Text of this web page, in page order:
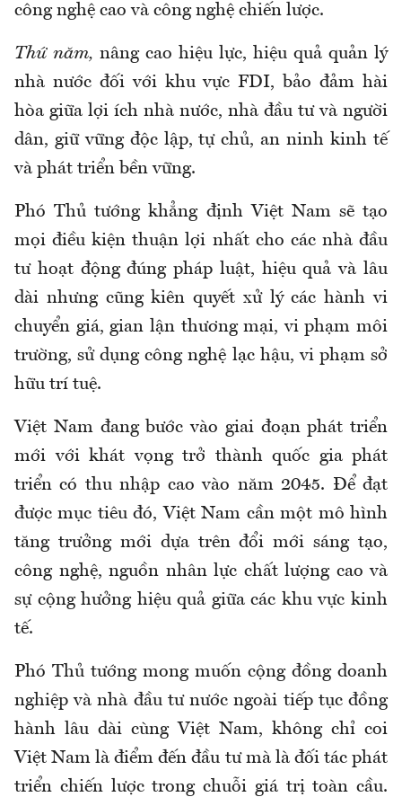
công nghệ cao và công nghệ chiến lược.
Thứ năm, nâng cao hiệu lực, hiệu quả quản lý
nhà nước đối với khu vực FDI, bảo đảm hài
hòa giữa lợi ích nhà nước, nhà đầu tư và người
dân, giữ vững độc lập, tự chủ, an ninh kinh tế
và phát triển bền vững.
Phó Thủ tướng khẳng định Việt Nam sẽ tạo
mọi điều kiện thuận lợi nhất cho các nhà đầu
tư hoạt động đúng pháp luật, hiệu quả và lâu
dài nhưng cũng kiên quyết xử lý các hành vi
chuyển giá, gian lận thương mại, vi phạm môi
trường, sử dụng công nghệ lạc hậu, vi phạm sở
hữu trí tuệ.
Việt Nam đang bước vào giai đoạn phát triển
mới với khát vọng trở thành quốc gia phát
triển có thu nhập cao vào năm 2045. Để đạt
được mục tiêu đó, Việt Nam cần một mô hình
tăng trưởng mới dựa trên đổi mới sáng tạo,
công nghệ, nguồn nhân lực chất lượng cao và
sự cộng hưởng hiệu quả giữa các khu vực kinh
tế.
Phó Thủ tướng mong muốn cộng đồng doanh
nghiệp và nhà đầu tư nước ngoài tiếp tục đồng
hành lâu dài cùng Việt Nam, không chỉ coi
Việt Nam là điểm đến đầu tư mà là đối tác phát
triển chiến lược trong chuỗi giá trị toàn cầu.